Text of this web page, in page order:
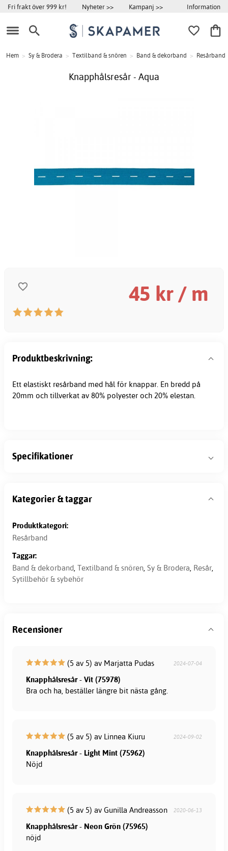
Fri frakt över 999 kr! Nyheter >> Kampanj >> Information
Hem > Sy & Brodera > Textilband & snören > Band & dekorband > Resårband
Knapphålsresår - Aqua
45 kr / m
Produktbeskrivning:
Ett elastiskt resårband med hål för knappar. En bredd på
20mm och tillverkat av 80% polyester och 20% elestan.
Specifikationer
Kategorier & taggar
Produktkategori:
Resårband
Taggar:
Band & dekorband, Textilband & snören, Sy & Brodera, Resår,
Sytillbehör & sybehör
Recensioner
(5 av 5) av Marjatta Pudas 2024-07-04
Knapphålsresår - Vit (75978)
Bra och ha, beställer längre bit nästa gång.
(5 av 5) av Linnea Kiuru 2024-09-02
Knapphålsresår - Light Mint (75962)
Nöjd
(5 av 5) av Gunilla Andreasson 2020-06-13
Knapphålsresår - Neon Grön (75965)
nöjd